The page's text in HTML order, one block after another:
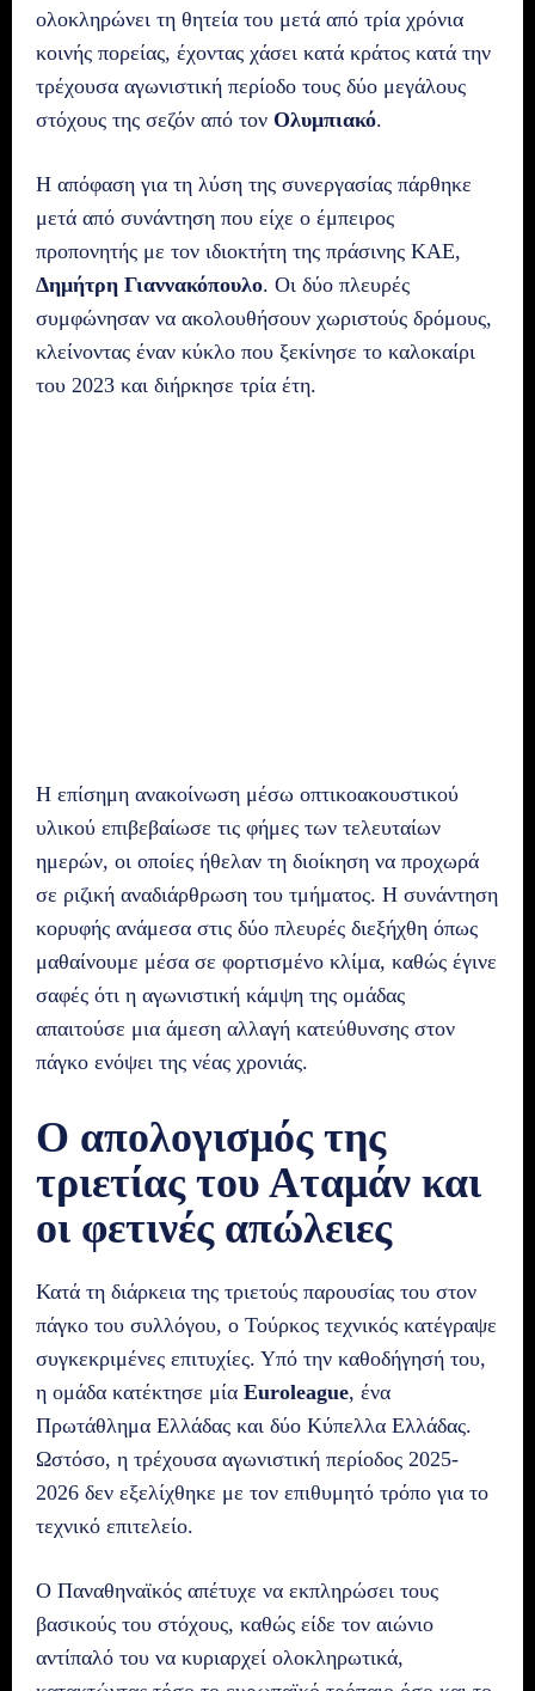
ολοκληρώνει τη θητεία του μετά από τρία χρόνια
κοινής πορείας, έχοντας χάσει κατά κράτος κατά την
τρέχουσα αγωνιστική περίοδο τους δύο μεγάλους
στόχους της σεζόν από τον Ολυμπιακό.
Η απόφαση για τη λύση της συνεργασίας πάρθηκε
μετά από συνάντηση που είχε ο έμπειρος
προπονητής με τον ιδιοκτήτη της πράσινης ΚΑΕ,
Δημήτρη Γιαννακόπουλο. Οι δύο πλευρές
συμφώνησαν να ακολουθήσουν χωριστούς δρόμους,
κλείνοντας έναν κύκλο που ξεκίνησε το καλοκαίρι
του 2023 και διήρκησε τρία έτη.
Η επίσημη ανακοίνωση μέσω οπτικοακουστικού
υλικού επιβεβαίωσε τις φήμες των τελευταίων
ημερών, οι οποίες ήθελαν τη διοίκηση να προχωρά
σε ριζική αναδιάρθρωση του τμήματος. Η συνάντηση
κορυφής ανάμεσα στις δύο πλευρές διεξήχθη όπως
μαθαίνουμε μέσα σε φορτισμένο κλίμα, καθώς έγινε
σαφές ότι η αγωνιστική κάμψη της ομάδας
απαιτούσε μια άμεση αλλαγή κατεύθυνσης στον
πάγκο ενόψει της νέας χρονιάς.
Ο απολογισμός της
τριετίας του Αταμάν και
οι φετινές απώλειες
Κατά τη διάρκεια της τριετούς παρουσίας του στον
πάγκο του συλλόγου, ο Τούρκος τεχνικός κατέγραψε
συγκεκριμένες επιτυχίες. Υπό την καθοδήγησή του,
η ομάδα κατέκτησε μία Euroleague, ένα
Πρωτάθλημα Ελλάδας και δύο Κύπελλα Ελλάδας.
Ωστόσο, η τρέχουσα αγωνιστική περίοδος 2025-
2026 δεν εξελίχθηκε με τον επιθυμητό τρόπο για το
τεχνικό επιτελείο.
Ο Παναθηναϊκός απέτυχε να εκπληρώσει τους
βασικούς του στόχους, καθώς είδε τον αιώνιο
αντίπαλό του να κυριαρχεί ολοκληρωτικά,